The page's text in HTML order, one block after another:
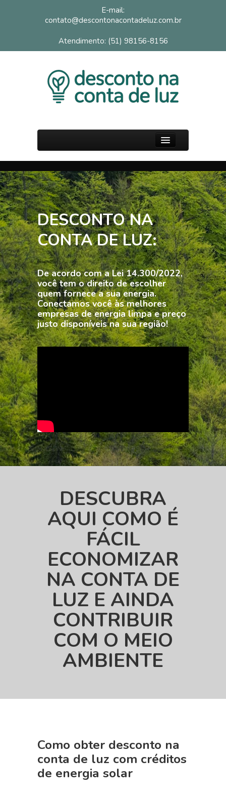
E-mail:
contato@descontonacontadeluz.com.br
Atendimento: (51) 98156-8156
SOBRE
FAQ
BLOG
DESCONTO NA
CONTA DE LUZ:
De acordo com a Lei 14.300/2022,
você tem o direito de escolher
quem fornece a sua energia.
Conectamos você às melhores
empresas de energia limpa e preço
justo disponíveis na sua região!
DESCUBRA
AQUI COMO É
FÁCIL
ECONOMIZAR
NA CONTA DE
LUZ E AINDA
CONTRIBUIR
COM O MEIO
AMBIENTE
Como obter desconto na
conta de luz com créditos
de energia solar